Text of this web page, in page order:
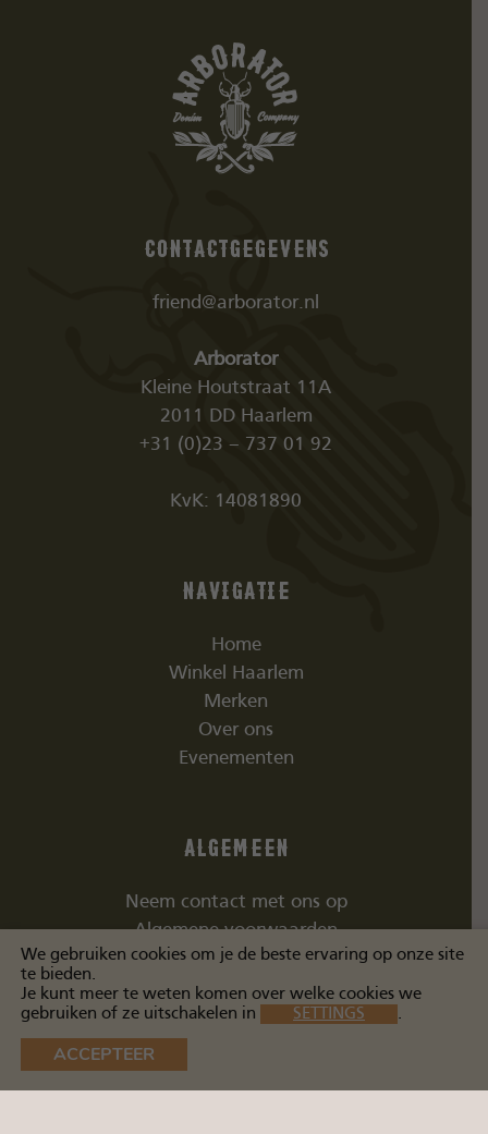
Contactgegevens
friend@arborator.nl
Arborator
Kleine Houtstraat 11A
2011 DD Haarlem
+31 (0)23 – 737 01 92
KvK: 14081890
Navigatie
Home
Winkel Haarlem
Merken
Over ons
Evenementen
Algemeen
Neem contact met ons op
Algemene voorwaarden
Social Media
We gebruiken cookies om je de beste ervaring op onze site
te bieden.
Je kunt meer te weten komen over welke cookies we
gebruiken of ze uitschakelen in
SETTINGS .
ACCEPTEER